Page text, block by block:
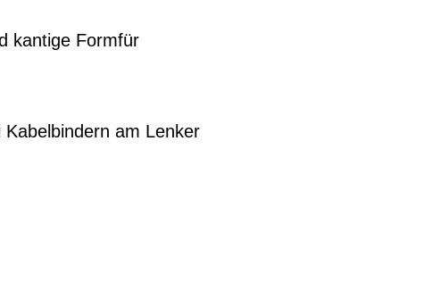
kantige Formfür
am Lenker